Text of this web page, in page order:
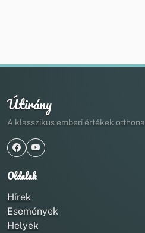
Útirány
A klasszikus emberi értékek otthona
Oldalak
Hírek
Események
Helyek